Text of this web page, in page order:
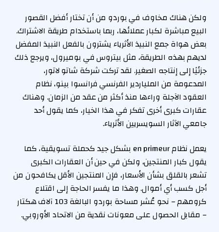
ولكن هناك مخاوف في بوردو من أن تختار أفضل القصور
البيع مباشرة لكبار عملائها، ربما باستخدام طريقة الاشتراك.
بعض هواة جمع النبيذ الأثرياء يشترون بالفعل النبيذ المفضل
لديهم بهذه الطريقة، مثل بيتروس في بوميرول، ويرجع ذلك
جزئيًا إلى إنتاجه الصغير. لقد تركت شركة شاتو لاتور،
المدعومة من الملياردير الفرنسي فرانسوا بينو، نظام
العقود الآجلة وراءها منذ أكثر من عقد من الزمان. وهناك
عقارات كبرى أخرى تفكر في هذا الخيار، كما يقول أحد
جامعي الآثار السويسريين الأثرياء.
يعمل نظام en primeur بشكل جيد كحملة تسويقية، كما
يقول كبار المنتجين، ولكن في حين أن العقارات الكبرى
تشعر بالقلق بشأن الأسعار، فإن المنتجين الأقل يكافحون من
أجل كسب أي أموال. وهذا ما يفسر الحاجة إلى اقتلاع
كرومهم – نحو عُشر مساحة بوردو البالغة 103 آلاف هكتار
– مقابل الحصول على معونات نقدية من الاتحاد الأوروبي.